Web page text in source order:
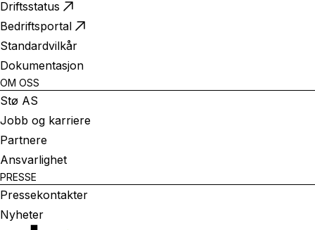
Driftsstatus
Bedriftsportal
Standardvilkår
Dokumentasjon
OM OSS
Stø AS
Jobb og karriere
Partnere
Ansvarlighet
PRESSE
Pressekontakter
Nyheter